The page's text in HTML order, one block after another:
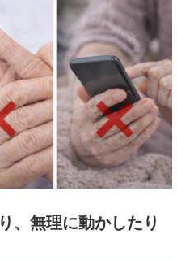
、無理に動かしたり